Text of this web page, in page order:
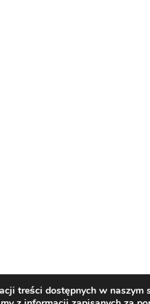
treści dostępnych w